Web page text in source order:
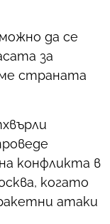
да се
за
страната
конфликта в
когато
атаки